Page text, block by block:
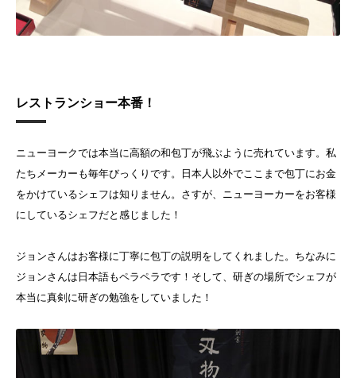
レストランショー本番！
ニューヨークでは本当に高額の和包丁が飛ぶように売れています。私
たちメーカーも毎年びっくりです。日本人以外でここまで包丁にお金
をかけているシェフは知りません。さすが、ニューヨーカーをお客様
にしているシェフだと感じました！
ジョンさんはお客様に丁寧に包丁の説明をしてくれました。ちなみに
ジョンさんは日本語もペラペラです！そして、研ぎの場所でシェフが
本当に真剣に研ぎの勉強をしていました！